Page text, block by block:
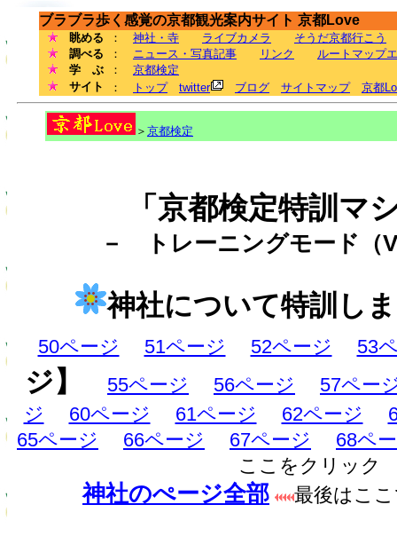
ブラブラ歩く感覚の京都観光案内サイト 京都Love
眺める ： 神社・寺 ライブカメラ
そうだ京都行こう
調べる
： ニュース・写真記事 リンク
ルートマップ
学 ぶ
： 京都検定
サイト
： トップ twitter ブログ サイトマップ 京都
＞ 京都検定
「京都検定特訓マ
－ トレーニングモード（
神社について特訓し
50ページ 51ページ 52ページ 53
ジ】 55ページ 56ページ
57ペー
ジ
60ページ 61ページ 62ページ
65ページ
66ページ 67ページ
68ペ
ここをクリック
神社のぺージ全部 最後はこ